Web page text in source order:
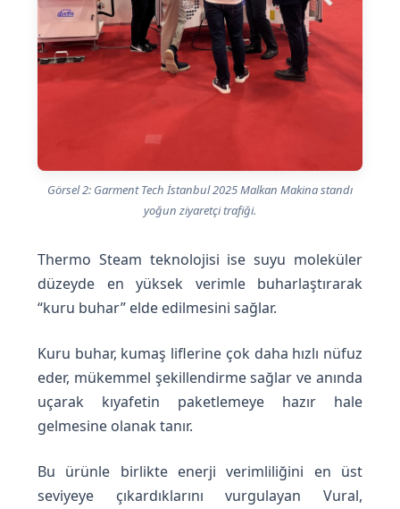
Görsel 2: Garment Tech İstanbul 2025 Malkan Makina standı
yoğun ziyaretçi trafiği.
Thermo Steam teknolojisi ise suyu moleküler
düzeyde en yüksek verimle buharlaştırarak
“kuru buhar” elde edilmesini sağlar.
Kuru buhar, kumaş liflerine çok daha hızlı nüfuz
eder, mükemmel şekillendirme sağlar ve anında
uçarak kıyafetin paketlemeye hazır hale
gelmesine olanak tanır.
Bu ürünle birlikte enerji verimliliğini en üst
seviyeye çıkardıklarını vurgulayan Vural,